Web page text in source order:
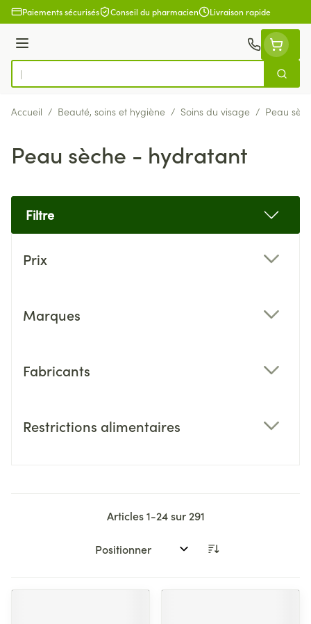
Aller au contenu
Paiements sécurisés Conseil du pharmacien Livraison rapide
Menu
Rechercher
Accueil / Beauté, soins et hygiène / Soins du visage / Peau
Peau sèche - hydratant
Filtre
Prix
Marques
Fabricants
Restrictions alimentaires
Articles1-24sur 291
Trier par: